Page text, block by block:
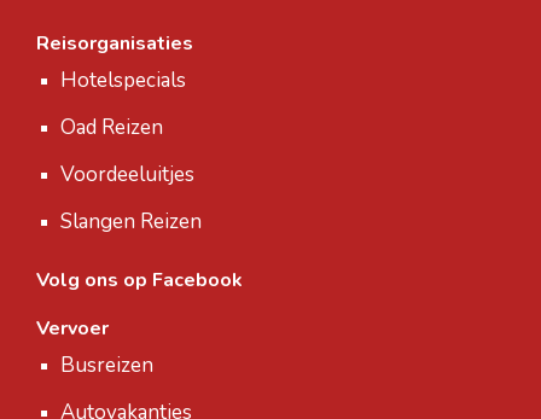
Reisorganisaties
Hotelspecials
Oad Reizen
Voordeeluitjes
Slangen Reizen
Volg ons op Facebook
Vervoer
Busreizen
Autovakanties